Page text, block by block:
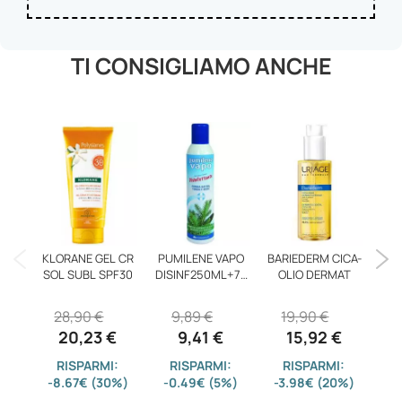
TI CONSIGLIAMO ANCHE
KLORANE GEL CR
SOL SUBL SPF30
20,23 €
28,90 €
RISPARMI:
-8.67€ (30%)
PUMILENE VAPO
DISINF250ML+75
9,41 €
9,89 €
RISPARMI:
-0.49€ (5%)
BARIEDERM CICA-
OLIO DERMAT
15,92 €
19,90 €
RISPARMI:
-3.98€ (20%)